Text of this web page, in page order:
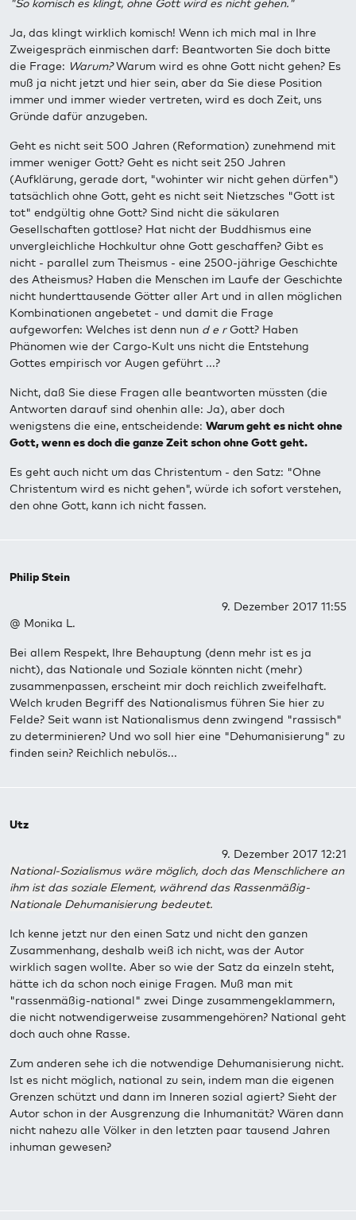
"So komisch es klingt, ohne Gott wird es nicht gehen."
Ja, das klingt wirklich komisch! Wenn ich mich mal in Ihre
Zweigespräch einmischen darf: Beantworten Sie doch bitte
die Frage: Warum?Warum wird es ohne Gott nicht gehen? Es
muß ja nicht jetzt und hier sein, aber da Sie diese Position
immer und immer wieder vertreten, wird es doch Zeit, uns
Gründe dafür anzugeben.
Geht es nicht seit 500 Jahren (Reformation) zunehmend mit
immer weniger Gott? Geht es nicht seit 250 Jahren
(Aufklärung, gerade dort, "wohinter wir nicht gehen dürfen")
tatsächlich ohne Gott, geht es nicht seit Nietzsches "Gott ist
tot" endgültig ohne Gott? Sind nicht die säkularen
Gesellschaften gottlose? Hat nicht der Buddhismus eine
unvergleichliche Hochkultur ohne Gott geschaffen? Gibt es
nicht - parallel zum Theismus - eine 2500-jährige Geschichte
des Atheismus? Haben die Menschen im Laufe der Geschichte
nicht hunderttausende Götter aller Art und in allen möglichen
Kombinationen angebetet - und damit die Frage
aufgeworfen: Welches ist denn nun d e rGott? Haben
Phänomen wie der Cargo-Kult uns nicht die Entstehung
Gottes empirisch vor Augen geführt ...?
Nicht, daß Sie diese Fragen alle beantworten müssten (die
Antworten darauf sind ohenhin alle: Ja), aber doch
wenigstens die eine, entscheidende: Warum geht es nicht ohne
Gott, wenn es doch die ganze Zeit schon ohne Gott geht.
Es geht auch nicht um das Christentum - den Satz: "Ohne
Christentum wird es nicht gehen", würde ich sofort verstehen,
den ohne Gott, kann ich nicht fassen.
Philip Stein
9. Dezember 2017 11:55
@ Monika L.
Bei allem Respekt, Ihre Behauptung (denn mehr ist es ja
nicht), das Nationale und Soziale könnten nicht (mehr)
zusammenpassen, erscheint mir doch reichlich zweifelhaft.
Welch kruden Begriff des Nationalismus führen Sie hier zu
Felde? Seit wann ist Nationalismus denn zwingend "rassisch"
zu determinieren? Und wo soll hier eine "Dehumanisierung" zu
finden sein? Reichlich nebulös...
Utz
9. Dezember 2017 12:21
National-Sozialismus wäre möglich, doch das Menschlichere an
ihm ist das soziale Element, während das Rassenmäßig-
Nationale Dehumanisierung bedeutet.
Ich kenne jetzt nur den einen Satz und nicht den ganzen
Zusammenhang, deshalb weiß ich nicht, was der Autor
wirklich sagen wollte. Aber so wie der Satz da einzeln steht,
hätte ich da schon noch einige Fragen. Muß man mit
"rassenmäßig-national" zwei Dinge zusammengeklammern,
die nicht notwendigerweise zusammengehören? National geht
doch auch ohne Rasse.
Zum anderen sehe ich die notwendige Dehumanisierung nicht.
Ist es nicht möglich, national zu sein, indem man die eigenen
Grenzen schützt und dann im Inneren sozial agiert? Sieht der
Autor schon in der Ausgrenzung die Inhumanität? Wären dann
nicht nahezu alle Völker in den letzten paar tausend Jahren
inhuman gewesen?